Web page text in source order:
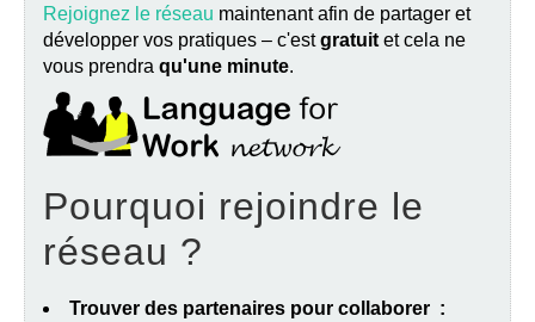
Rejoignez le réseau maintenant afin de partager et
développer vos pratiques – c'estgratuit et cela ne
vous prendra qu'une minute.
Pourquoi rejoindre le
réseau ?
Trouver des partenaires pour collaborer :